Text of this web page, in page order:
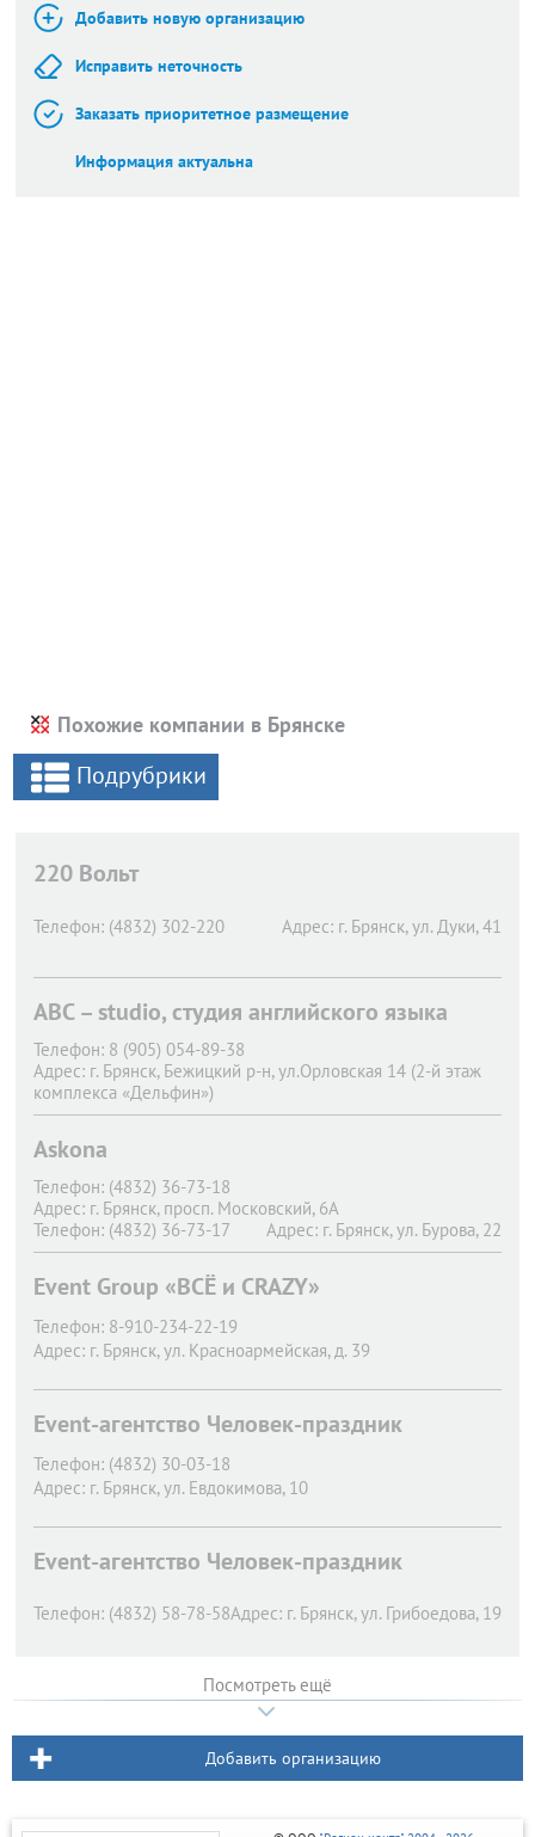
Добавить новую организацию
Исправить неточность
Заказать приоритетное размещение
Информация актуальна
Похожие компании в Брянске
Подрубрики
220 Вольт
Телефон: (4832) 302-220 Адрес: г. Брянск, ул. Дуки, 41
ABC – studio, студия английского языка
Телефон: 8 (905) 054-89-38
Адрес: г. Брянск, Бежицкий р-н, ул.Орловская 14 (2-й этаж
комплекса «Дельфин»)
Askona
Телефон: (4832) 36-73-18
Адрес: г. Брянск, просп. Московский, 6А
Телефон: (4832) 36-73-17 Адрес: г. Брянск, ул. Бурова, 22
Телефон: (4832) 36-73-14
Адрес:
г. Брянск,
ул. 3 Интернационала, 8
Телефон: (4832) 62-01-15
Адрес:
г. Брянск, ул. Красноармейская, 128
Event Group «ВСЁ и CRAZY»
Телефон: 8-910-234-22-19
Адрес: г. Брянск, ул. Красноармейская, д. 39
Event-агентство Человек-праздник
Телефон: (4832) 30-03-18
Адрес: г. Брянск, ул. Евдокимова, 10
Event-агентство Человек-праздник
Телефон: (4832) 58-78-58Адрес: г. Брянск, ул. Грибоедова, 19
Посмотреть ещё
Добавить организацию